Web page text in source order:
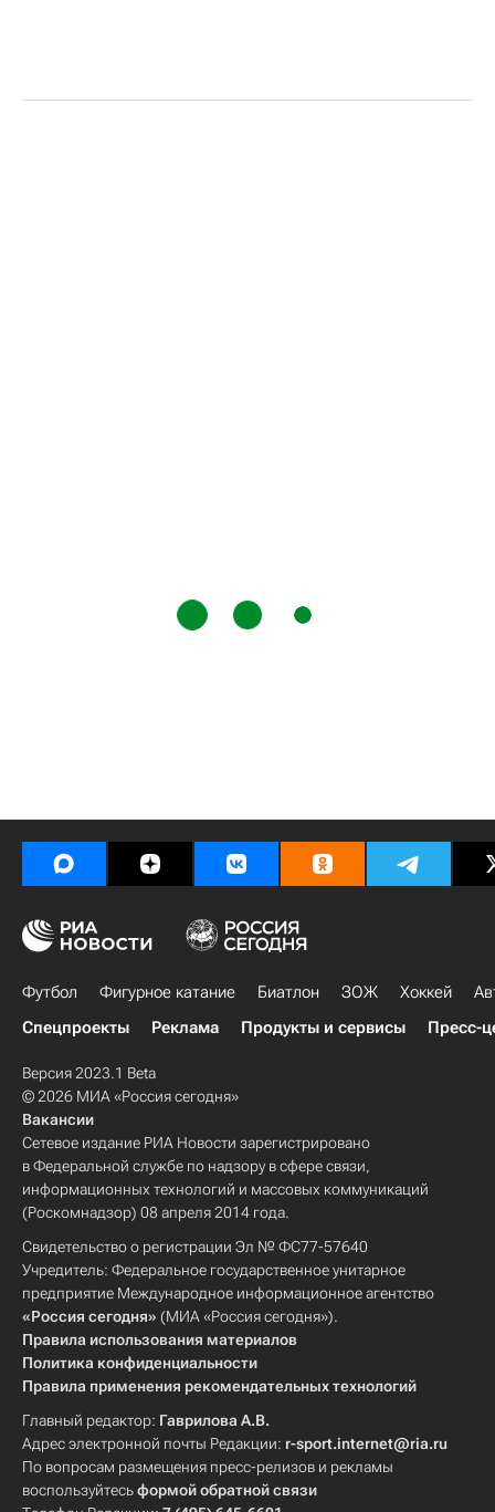
Футбол Фигурное катание Биатлон ЗОЖ Хоккей
Спецпроекты
Реклама Продукты и сервисы Пресс-
Версия 2023.1 Beta
© 2026 МИА «Россия сегодня»
Вакансии
Сетевое издание РИА Новости зарегистрировано
в Федеральной службе по надзору в сфере связи,
информационных технологий и массовых коммуникаций
(Роскомнадзор) 08 апреля 2014 года.
Свидетельство о регистрации Эл № ФС77-57640
Учредитель: Федеральное государственное унитарное
предприятие Международное информационное агентство
«Россия сегодня» (МИА «Россия сегодня»).
Правила использования материалов
Политика конфиденциальности
Правила применения рекомендательных технологий
Главный редактор: Гаврилова А.В.
Адрес электронной почты Редакции: r-sport.internet@ria.ru
По вопросам размещения пресс-релизов и рекламы
воспользуйтесьформой обратной связи